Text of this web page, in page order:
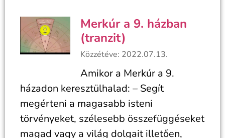
Merkúr a 9. házban
(tranzit)
Közzétéve: 2022.07.13.
Amikor a Merkúr a 9.
házadon keresztülhalad: – Segít
megérteni a magasabb isteni
törvényeket, szélesebb összefüggéseket
magad vagy a világ dolgait illetően,